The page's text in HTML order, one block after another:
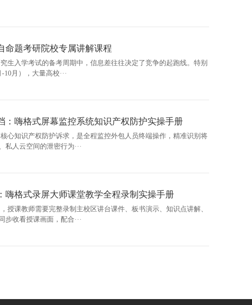
命题考研院校专属讲解课程
生入学考试的备考周期中，信息差往往决定了竞争的起跑线。特别
月），大量高校···
：嗨格式屏幕监控系统知识产权防护实操手册
心知识产权防护诉求，是全程监控外包人员终端操作，精准识别将
人云空间的泄密行为···
嗨格式录屏大师课堂教学全程录制实操手册
授课教师需要完整录制主校区讲台课件、板书演示、知识点讲解、
收看授课画面，配合···